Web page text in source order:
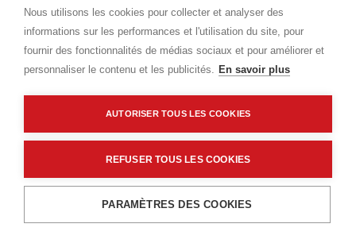
Nous utilisons les cookies pour collecter et analyser des
informations sur les performances et l'utilisation du site, pour
fournir des fonctionnalités de médias sociaux et pour améliorer et
personnaliser le contenu et les publicités. En savoir plus
AUTORISER TOUS LES COOKIES
REFUSER TOUS LES COOKIES
PARAMÈTRES DES COOKIES
Livraison standard Sur commande
Caractéristiques techniques
Description détaillée
Sapin du nord blanc US , qualité menuiserie
Ajouter au panier